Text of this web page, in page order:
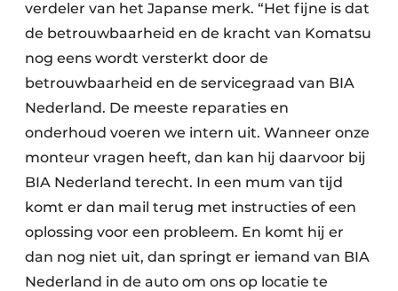
verdeler van het Japanse merk. “Het fijne is dat
de betrouwbaarheid en de kracht van Komatsu
nog eens wordt versterkt door de
betrouwbaarheid en de servicegraad van BIA
Nederland. De meeste reparaties en
onderhoud voeren we intern uit. Wanneer onze
monteur vragen heeft, dan kan hij daarvoor bij
BIA Nederland terecht. In een mum van tijd
komt er dan mail terug met instructies of een
oplossing voor een probleem. En komt hij er
dan nog niet uit, dan springt er iemand van BIA
Nederland in de auto om ons op locatie te